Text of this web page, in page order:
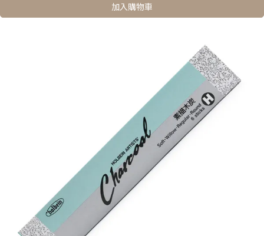
加入購物車